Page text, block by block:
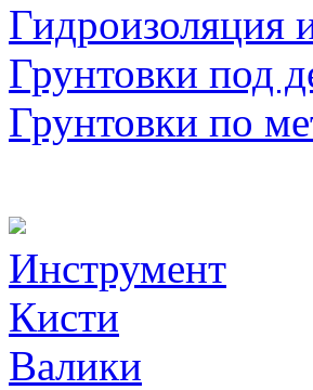
Гидроизоляция
Грунтовки под
Грунтовки по
Инструмент
Кисти
Валики